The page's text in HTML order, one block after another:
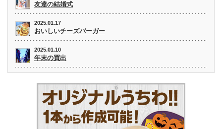
友達の結婚式
2025.01.17
おいしいチーズバーガー
2025.01.10
年末の買出